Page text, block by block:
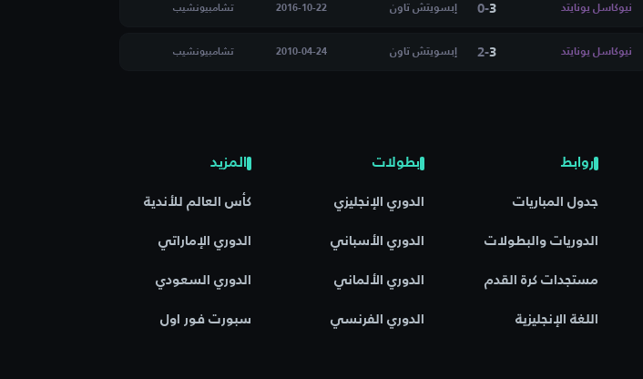
نيوكاسل يونايتد 3
-
0 إبسويتش تاون 2016-10-22 تشامبيونشيب
نيوكاسل يونايتد 3
-
2 إبسويتش تاون 2010-04-24 تشامبيونشيب
روابط
جدول المباريات
الدوريات والبطولات
مستجدات كرة القدم
اللغة الإنجليزية
بطولات
الدوري الإنجليزي
الدوري الأسباني
الدوري الألماني
الدوري الفرنسي
المزيد
كأس العالم للأندية
الدوري الإماراتي
الدوري السعودي
سبورت فور اول